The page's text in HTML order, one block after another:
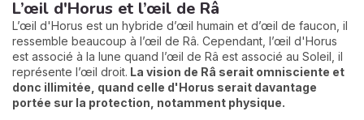
L’œil d'Horus et l’œil de Râ
L’œil d'Horus est un hybride d’œil humain et d’œil de faucon, il
ressemble beaucoup à l’œil de Râ. Cependant, l’œil d'Horus
est associé à la lune quand l’œil de Râ est associé au Soleil, il
représente l’œil droit. La vision de Râ serait omnisciente et
donc illimitée, quand celle d'Horus serait davantage
portée sur la protection, notamment physique.